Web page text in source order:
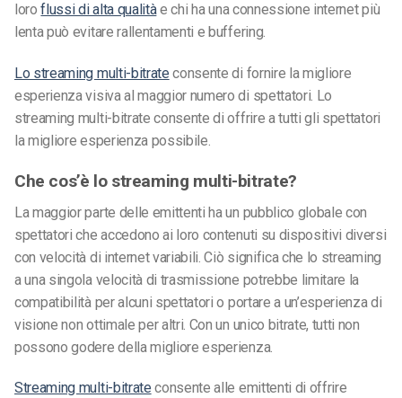
loro flussi di alta qualitàe chi ha una connessione internet più
lenta può evitare rallentamenti e buffering.
Lo streaming multi-bitrate consente di fornire la migliore
esperienza visiva al maggior numero di spettatori. Lo
streaming multi-bitrate consente di offrire a tutti gli spettatori
la migliore esperienza possibile.
Che cos’è lo streaming multi-bitrate?
La maggior parte delle emittenti ha un pubblico globale con
spettatori che accedono ai loro contenuti su dispositivi diversi
con velocità di internet variabili. Ciò significa che lo streaming
a una singola velocità di trasmissione potrebbe limitare la
compatibilità per alcuni spettatori o portare a un’esperienza di
visione non ottimale per altri. Con un unico bitrate, tutti non
possono godere della migliore esperienza.
Streaming multi-bitrate consente alle emittenti di offrire